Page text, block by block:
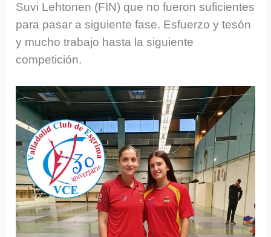
Suvi Lehtonen (FIN) que no fueron suficientes
para pasar a siguiente fase. Esfuerzo y tesón
y mucho trabajo hasta la siguiente
competición.